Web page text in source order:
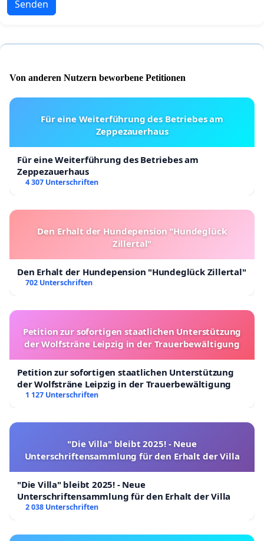
Senden
Von anderen Nutzern beworbene Petitionen
Für eine Weiterführung des Betriebes am
Zeppezauerhaus
Für eine Weiterführung des Betriebes am
Zeppezauerhaus
4 307 Unterschriften
Den Erhalt der Hundepension "Hundeglück
Zillertal"
Den Erhalt der Hundepension "Hundeglück Zillertal"
702 Unterschriften
Petition zur sofortigen staatlichen Unterstützung
der Wolfsträne Leipzig in der Trauerbewältigung
Petition zur sofortigen staatlichen Unterstützung
der Wolfsträne Leipzig in der Trauerbewältigung
1 127 Unterschriften
"Die Villa" bleibt 2025! - Neue
Unterschriftensammlung für den Erhalt der Villa
"Die Villa" bleibt 2025! - Neue
Unterschriftensammlung für den Erhalt der Villa
2 038 Unterschriften